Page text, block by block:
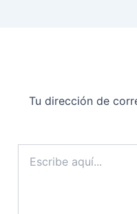
Tu dirección de
aquí...